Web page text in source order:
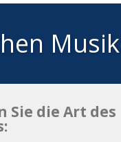
Sie die Art des